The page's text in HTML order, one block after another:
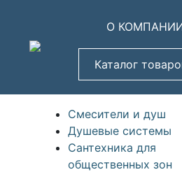
О
Каталог
Смесители и душ
Душевые системы
Сантехника для
общественных зон